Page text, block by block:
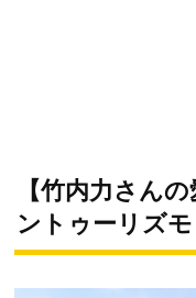
【竹内力さん
ントゥーリズモ